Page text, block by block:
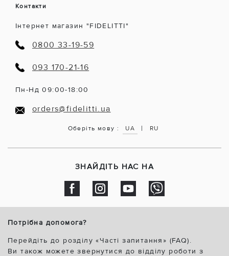
Контакти
Інтернет магазин "FIDELITTI"
0800 33-19-59
093 170-21-16
Пн-Нд 09:00-18:00
orders@fidelitti.ua
Оберіть мову : UA | RU
ЗНАЙДІТЬ НАС НА
Потрібна допомога?
Перейдіть до розділу «Часті запитання» (FAQ).
Ви також можете звернутися до відділу роботи з